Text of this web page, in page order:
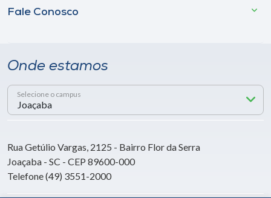
Fale Conosco
Onde estamos
Selecione o campus
Rua Getúlio Vargas, 2125 - Bairro Flor da Serra
Joaçaba - SC - CEP 89600-000
Telefone (49) 3551-2000